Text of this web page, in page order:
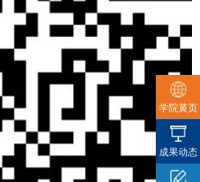
学院黄页
成果动态